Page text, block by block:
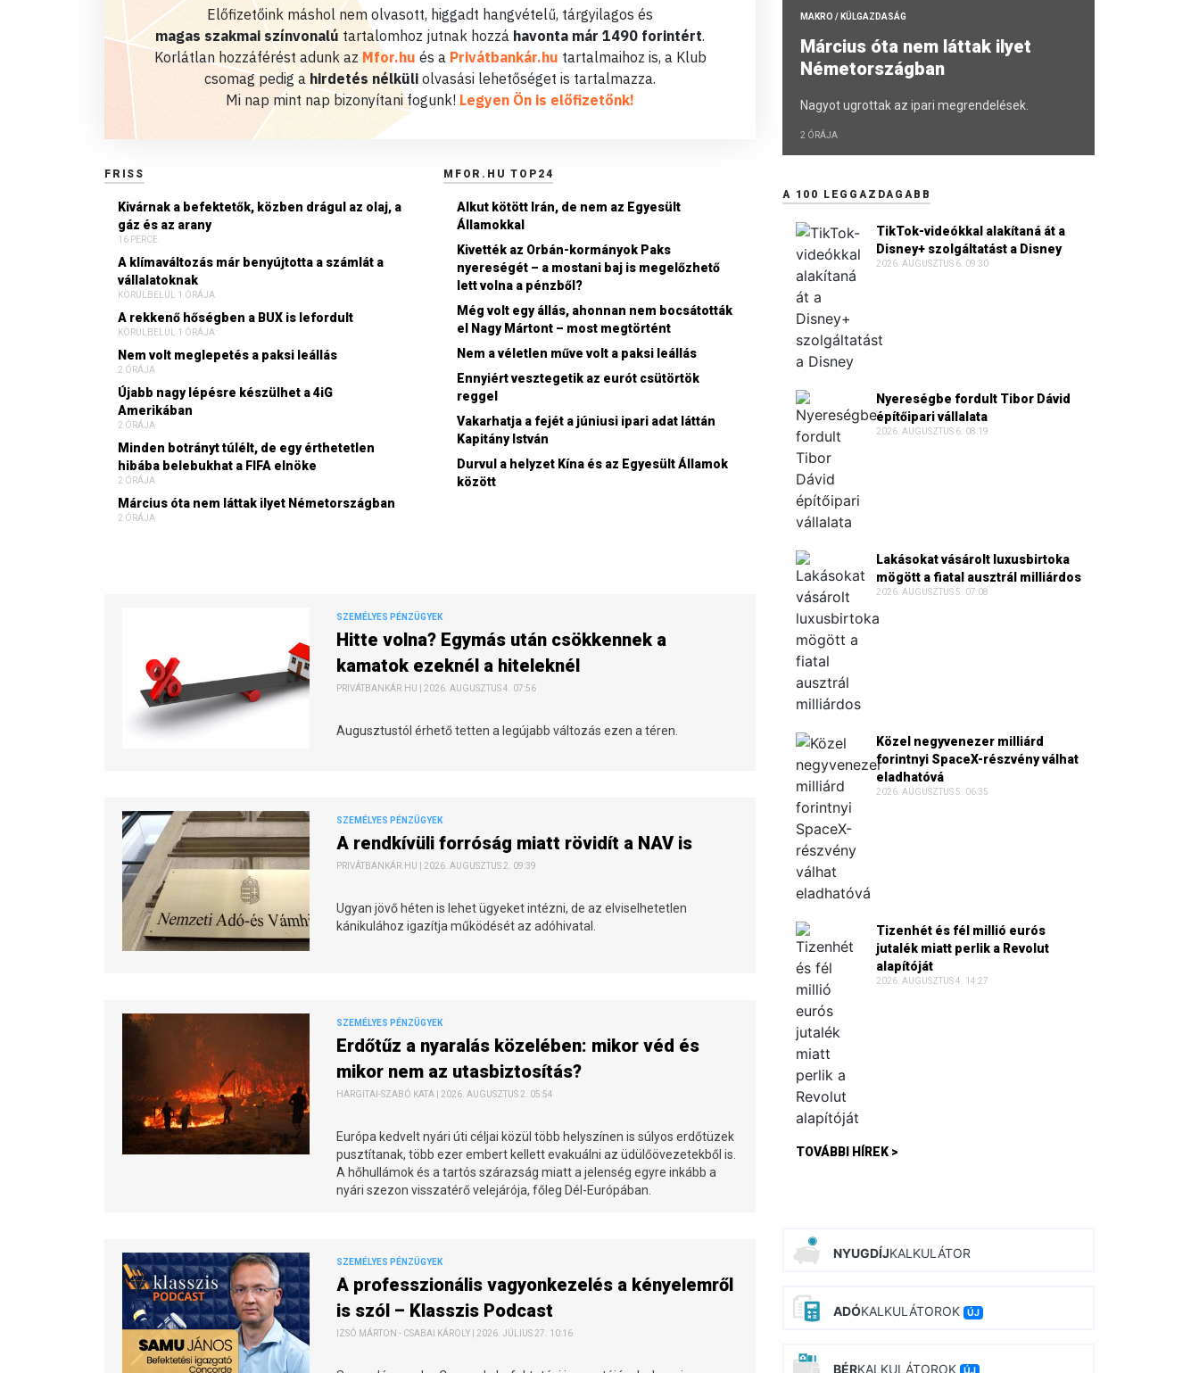
Előfizetőink máshol nem olvasott, higgadt hangvételű, tárgyilagos és
magas szakmai színvonalú tartalomhoz jutnak hozzá havonta már 1490 forintért.
Korlátlan hozzáférést adunk az Mfor.hu és a Privátbankár.hu tartalmaihoz is, a Klub
csomag pedig a hirdetés nélküli olvasási lehetőséget is tartalmazza.
Mi nap mint nap bizonyítani fogunk! Legyen Ön is előfizetőnk!
FRISS
Kivárnak a befektetők, közben drágul az olaj, a
gáz és az arany
16 PERCE
A klímaváltozás már benyújtotta a számlát a
vállalatoknak
KÖRÜLBELÜL 1 ÓRÁJA
A rekkenő hőségben a BUX is lefordult
KÖRÜLBELÜL 1 ÓRÁJA
Nem volt meglepetés a paksi leállás
2 ÓRÁJA
Újabb nagy lépésre készülhet a 4iG
Amerikában
2 ÓRÁJA
Minden botrányt túlélt, de egy érthetetlen
hibába belebukhat a FIFA elnöke
2 ÓRÁJA
Március óta nem láttak ilyet Németországban
2 ÓRÁJA
MFOR.HU TOP24
Alkut kötött Irán, de nem az Egyesült
Államokkal
Kivették az Orbán-kormányok Paks
nyereségét – a mostani baj is megelőzhető
lett volna a pénzből?
Még volt egy állás, ahonnan nem bocsátották
el Nagy Mártont – most megtörtént
Nem a véletlen műve volt a paksi leállás
Ennyiért vesztegetik az eurót csütörtök
reggel
Vakarhatja a fejét a júniusi ipari adat láttán
Kapitány István
Durvul a helyzet Kína és az Egyesült Államok
között
SZEMÉLYES PÉNZÜGYEK
Hitte volna? Egymás után csökkennek a
kamatok ezeknél a hiteleknél
PRIVÁTBANKÁR.HU | 2026. AUGUSZTUS 4. 07:56
Augusztustól érhető tetten a legújabb változás ezen a téren.
SZEMÉLYES PÉNZÜGYEK
A rendkívüli forróság miatt rövidít a NAV is
PRIVÁTBANKÁR.HU | 2026. AUGUSZTUS 2. 09:39
Ugyan jövő héten is lehet ügyeket intézni, de az elviselhetetlen
kánikulához igazítja működését az adóhivatal.
SZEMÉLYES PÉNZÜGYEK
Erdőtűz a nyaralás közelében: mikor véd és
mikor nem az utasbiztosítás?
HARGITAI-SZABÓ KATA | 2026. AUGUSZTUS 2. 05:54
Európa kedvelt nyári úti céljai közül több helyszínen is súlyos erdőtüzek
pusztítanak, több ezer embert kellett evakuálni az üdülőövezetekből is.
A hőhullámok és a tartós szárazság miatt a jelenség egyre inkább a
nyári szezon visszatérő velejárója, főleg Dél-Európában.
SZEMÉLYES PÉNZÜGYEK
A professzionális vagyonkezelés a kényelemről
is szól – Klasszis Podcast
IZSÓ MÁRTON - CSABAI KÁROLY | 2026. JÚLIUS 27. 10:16
MAKRO / KÜLGAZDASÁG
Március óta nem láttak ilyet
Németországban
Nagyot ugrottak az ipari megrendelések.
2 ÓRÁJA
A 100 LEGGAZDAGABB
TikTok-videókkal alakítaná át a
Disney+ szolgáltatást a Disney
2026. AUGUSZTUS 6. 09:30
Nyereségbe fordult Tibor Dávid
építőipari vállalata
2026. AUGUSZTUS 6. 08:19
Lakásokat vásárolt luxusbirtoka
mögött a fiatal ausztrál milliárdos
2026. AUGUSZTUS 5. 07:08
Közel negyvenezer milliárd
forintnyi SpaceX-részvény válhat
eladhatóvá
2026. AUGUSZTUS 5. 06:35
Tizenhét és fél millió eurós
jutalék miatt perlik a Revolut
alapítóját
2026. AUGUSZTUS 4. 14:27
TOVÁBBI HÍREK >
NYUGDÍJKALKULÁTOR
ADÓKALKULÁTOROK ÚJ
BÉRKALKULÁTOROK ÚJ